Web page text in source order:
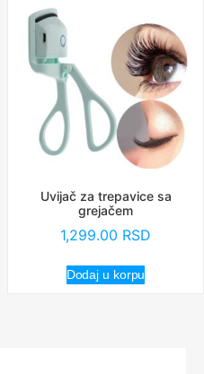
Uvijač za trepavice sa
grejačem
1,299.00 RSD
Dodaj u korpu